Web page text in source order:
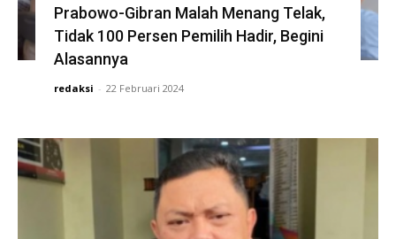
Prabowo-Gibran Malah Menang Telak,
Tidak 100 Persen Pemilih Hadir, Begini
Alasannya
redaksi - 22 Februari 2024